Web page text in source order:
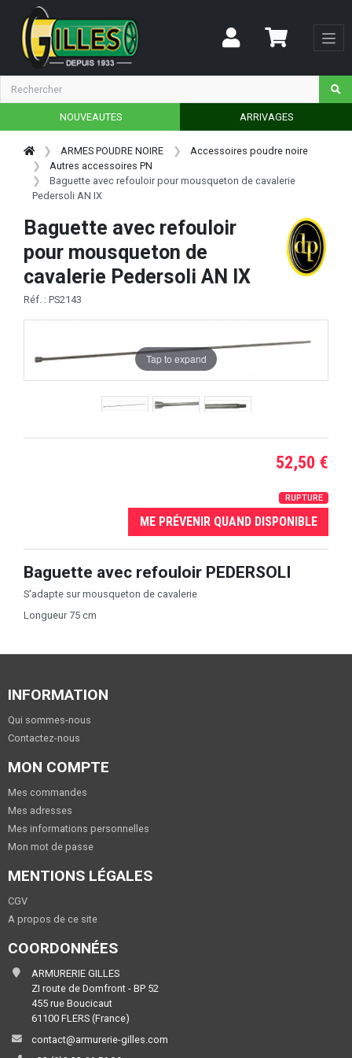
NOUVEAUTES ARRIVAGES
ARMES POUDRE NOIRE
Accessoires poudre noire
Autres accessoires PN
Baguette avec refouloir pour mousqueton de cavalerie
Pedersoli AN IX
Baguette avec refouloir
pour mousqueton de
cavalerie Pedersoli AN IX
Réf. : PS2143
Tap to expand
52,50 €
RUPTURE
ME PRÉVENIR QUAND DISPONIBLE
Baguette avec refouloir PEDERSOLI
S'adapte sur mousqueton de cavalerie
Longueur 75 cm
INFORMATION
Qui sommes-nous
Contactez-nous
MON COMPTE
Mes commandes
Mes adresses
Mes informations personnelles
Mon mot de passe
MENTIONS LÉGALES
CGV
A propos de ce site
COORDONNÉES
ARMURERIE GILLES
ZI route de Domfront - BP 52
455 rue Boucicaut
61100 FLERS (France)
contact@armurerie-gilles.com